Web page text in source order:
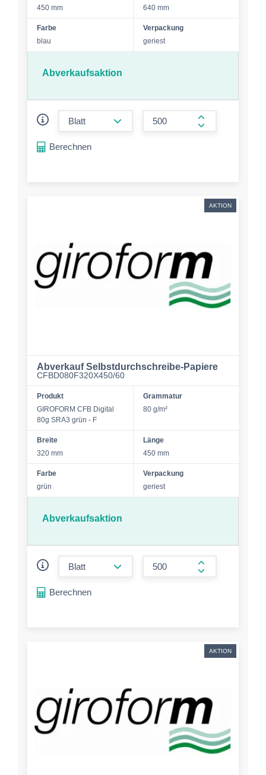
450 mm 640 mm
Farbe
blau
Verpackung
geriest
Abverkaufsaktion
form.increase-
Berechnen
AKTION
Abverkauf Selbstdurchschreibe-Papiere
CFBD080F320X450/60
Produkt
GIROFORM CFB Digital
80g SRA3 grün - F
Grammatur
80 g/m²
Breite
320 mm
Länge
450 mm
Farbe
grün
Verpackung
geriest
Abverkaufsaktion
form.increase-
Berechnen
AKTION